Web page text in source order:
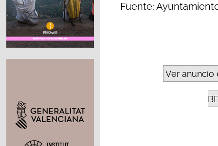
Fuente:
Ver anuncio